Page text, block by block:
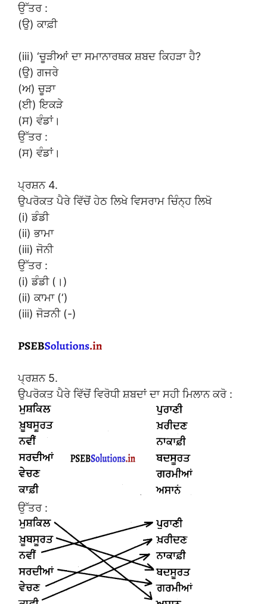
ਉੱਤਰ :
(ਉ) ਕਾਫ਼ੀ
(iii) ‘ਚੂੜੀਆਂ ਦਾ ਸਮਾਨਾਰਥਕ ਸ਼ਬਦ ਕਿਹੜਾ ਹੈ?
(ਉ) ਗਜਰੇ
(ਅ) ਚੂੜਾ
(ਈ) ਇਕੜੇ
(ਸ) ਵੰਡਾਂ।
ਉੱਤਰ :
(ਸ) ਵੰਡਾਂ।
ਪ੍ਰਸ਼ਨ 4.
ਉਪਰੋਕਤ ਪੈਰੇ ਵਿੱਚੋਂ ਹੇਠ ਲਿਖੇ ਵਿਸਰਾਮ ਚਿੰਨ੍ਹ ਲਿਖੋ
(i) ਡੰਡੀ
(ii) ਭਾਮਾ
(iii) ਜੋਨੀ
ਉੱਤਰ :
(i) ਡੰਡੀ (।)
(ii) ਕਾਮਾ (‘)
(iii) ਜੋੜਨੀ (-)
ਪ੍ਰਸ਼ਨ 5.
ਉਪਰੋਕਤ ਪੈਰੇ ਵਿੱਚੋਂ ਵਿਰੋਧੀ ਸ਼ਬਦਾਂ ਦਾ ਸਹੀ ਮਿਲਾਨ ਕਰੋ :
ਉੱਤਰ :